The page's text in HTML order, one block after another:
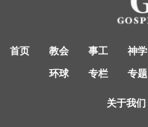
首页 教会 事工 神学
环球 专栏 专题
关于我们